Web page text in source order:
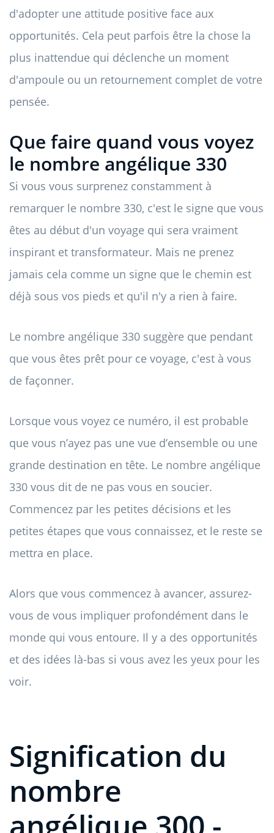
d'adopter une attitude positive face aux
opportunités. Cela peut parfois être la chose la
plus inattendue qui déclenche un moment
d'ampoule ou un retournement complet de votre
pensée.
Que faire quand vous voyez
le nombre angélique 330
Si vous vous surprenez constamment à
remarquer le nombre 330, c'est le signe que vous
êtes au début d'un voyage qui sera vraiment
inspirant et transformateur. Mais ne prenez
jamais cela comme un signe que le chemin est
déjà sous vos pieds et qu'il n'y a rien à faire.
Le nombre angélique 330 suggère que pendant
que vous êtes prêt pour ce voyage, c'est à vous
de façonner.
Lorsque vous voyez ce numéro, il est probable
que vous n’ayez pas une vue d’ensemble ou une
grande destination en tête. Le nombre angélique
330 vous dit de ne pas vous en soucier.
Commencez par les petites décisions et les
petites étapes que vous connaissez, et le reste se
mettra en place.
Alors que vous commencez à avancer, assurez-
vous de vous impliquer profondément dans le
monde qui vous entoure. Il y a des opportunités
et des idées là-bas si vous avez les yeux pour les
voir.
Signification du
nombre